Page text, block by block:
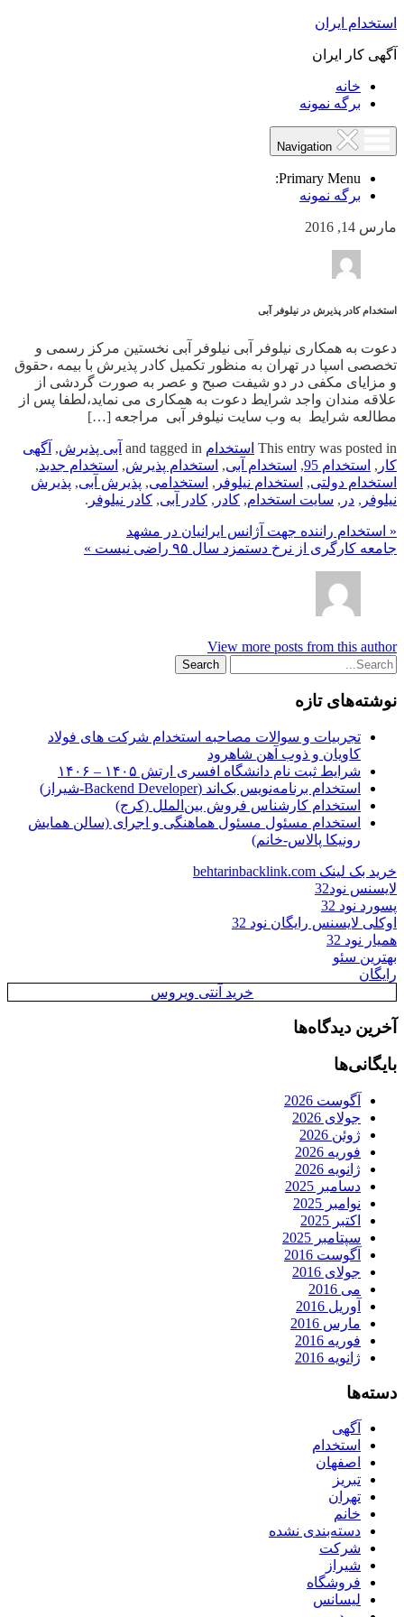
استخدام ایران
آگهی کار ایران
خانه
برگه نمونه
Primary Menu:
برگه نمونه
مارس 14, 2016
استخدام کادر پذیرش در نیلوفر آبی
دعوت به همکاری نیلوفر آبی نیلوفر آبی نخستین مرکز رسمی و
تخصصی اسپا در تهران به منظور تکمیل کادر پذیرش با بیمه ،حقوق
و مزایای مکفی در دو شیفت صبح و عصر به صورت گردشی از
علاقه مندان واجد شرایط دعوت به همکاری می نماید،لطفا پس از
مطالعه شرایط به وب سایت نیلوفر آبی مراجعه […]
This entry was posted in استخدام آبی پذیرش, آگهی
کار , استخدام 95 , استخدام آبی, استخدام پذیرش, استخدام جدید,
استخدام دولتی, استخدام نیلوفر , استخدامی, پذیرش آبی, پذیرش
نیلوفر , در , سایت استخدام, کادر , کادر آبی, کادر نیلوفر .
« استخدام راننده جهت آژانس ایرانیان در مشهد
جامعه کارگری از نرخ دستمزد سال ۹۵ راضی نیست »
View more posts from this author
نوشته‌های تازه
تجربیات و سوالات مصاحبه استخدام شرکت های فولاد
کاویان و ذوب آهن شاهرود
شرایط ثبت نام دانشگاه افسری ارتش ۱۴۰۵ – ۱۴۰۶
استخدام برنامه‌نویس بک‌اند (Backend Developer-شیراز)
استخدام کارشناس فروش بین‌الملل (کرج)
استخدام مسئول مسئول هماهنگی و اجرای (سالن همایش
رونیکا پالاس-خانم)
خرید بک لینک behtarinbacklink.com
لایسنس نود32
پسورد نود 32
اوکلی لایسنس رایگان نود 32
همیار نود 32
بهترین سئو
رایگان
خرید آنتی ویروس
آخرین دیدگاه‌ها
بایگانی‌ها
آگوست 2026
جولای 2026
ژوئن 2026
فوریه 2026
ژانویه 2026
دسامبر 2025
نوامبر 2025
اکتبر 2025
سپتامبر 2025
آگوست 2016
جولای 2016
می 2016
آوریل 2016
مارس 2016
فوریه 2016
ژانویه 2016
دسته‌ها
آگهی
استخدام
اصفهان
تبریز
تهران
خانم
دسته‌بندی نشده
شرکت
شیراز
فروشگاه
لیسانس